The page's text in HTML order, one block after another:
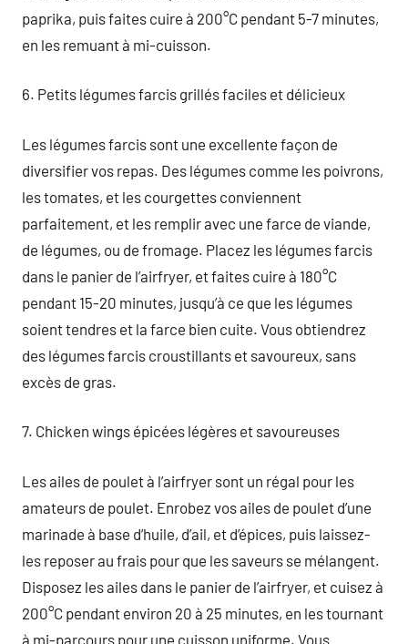
paprika, puis faites cuire à 200°C pendant 5-7 minutes,
en les remuant à mi-cuisson.
6. Petits légumes farcis grillés faciles et délicieux
Les légumes farcis sont une excellente façon de
diversifier vos repas. Des légumes comme les poivrons,
les tomates, et les courgettes conviennent
parfaitement, et les remplir avec une farce de viande,
de légumes, ou de fromage. Placez les légumes farcis
dans le panier de l’airfryer, et faites cuire à 180°C
pendant 15-20 minutes, jusqu’à ce que les légumes
soient tendres et la farce bien cuite. Vous obtiendrez
des légumes farcis croustillants et savoureux, sans
excès de gras.
7. Chicken wings épicées légères et savoureuses
Les ailes de poulet à l’airfryer sont un régal pour les
amateurs de poulet. Enrobez vos ailes de poulet d’une
marinade à base d’huile, d’ail, et d’épices, puis laissez-
les reposer au frais pour que les saveurs se mélangent.
Disposez les ailes dans le panier de l’airfryer, et cuisez à
200°C pendant environ 20 à 25 minutes, en les tournant
à mi-parcours pour une cuisson uniforme. Vous